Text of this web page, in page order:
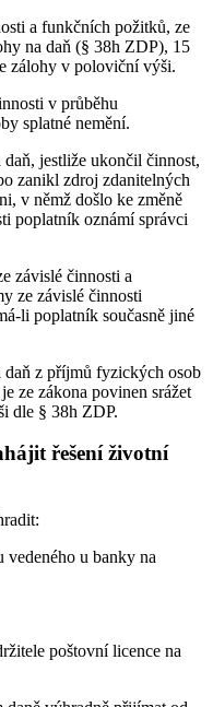
a funkčních požitků, ze
na daň (§ 38h ZDP), 15
zálohy v poloviční výši.
v průběhu
splatné nemění.
jestliže ukončil činnost,
zanikl zdroj zdanitelných
v němž došlo ke změně
poplatník oznámí správci
závislé činnosti a
ze závislé činnosti
li poplatník současně jiné
daň z příjmů fyzických osob
ze zákona povinen srážet
dle § 38h ZDP.
řešení životní
vedeného u banky na
poštovní licence na